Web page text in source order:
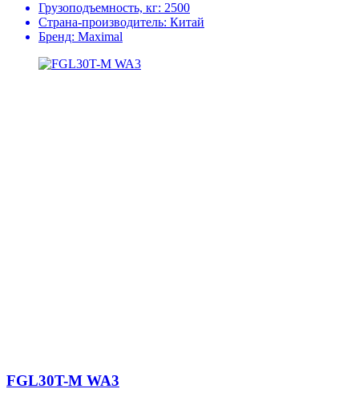
Грузоподъемность, кг: 2500
Страна-производитель: Китай
Бренд: Maximal
FGL30T-M WA3